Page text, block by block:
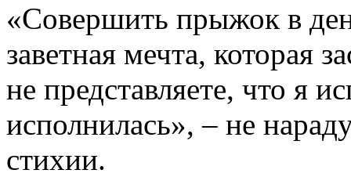
«Совершить прыжок в
заветная мечта, которая
не представляете, что я
исполнилась», – не
стихии.